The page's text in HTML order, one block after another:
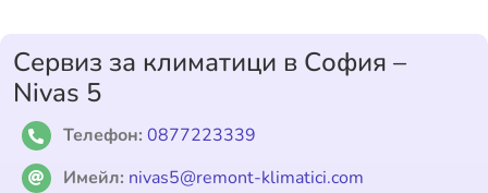
Сервиз за климатици в София –
Nivas 5
Телефон: 0877223339
Имейл: nivas5@remont-klimatici.com